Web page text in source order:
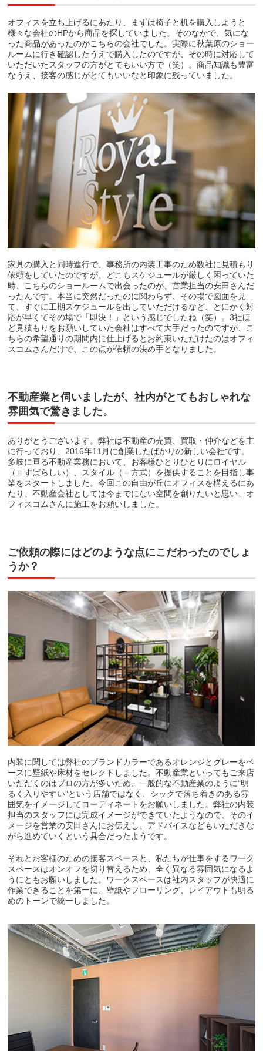
オフィスを立ち上げるにあたり、まずは椅子と机を購入しようと
様々な会社のHPから商品を探していました。そのなかで、気にな
った商品があったのがこちらの会社でした。実際に秋葉原のショー
ルームに行き確認したうえで購入したのですが、その時に対応して
いただいたスタッフの方がとてもいい方で（笑）。商品知識も豊富
なうえ、接客の感じがとてもいいなと印象に残っていました。
家具の購入と同時進行で、事務所の内装工事のため数社に見積もり
依頼をしていたのですが、どこもスケジュールが厳しく困っていた
時、こちらのショールームで出会ったのが、営業担当の安田さんだ
ったんです。本当に突然だったのに関わらず、その場で図面を見
て、すぐに工期スケジュールを出していただけるなど、とにかく対
応が早くてその場で「即決！」という感じでしたね（笑）。3社ほ
ど見積もりをお願いしていた会社はすべて大手だったのですが、こ
ちらの希望通りの期間内に仕上げるとお約束いただけたのはオフィ
スコムさんだけで、この点が依頼の決め手となりました。
不動産業と伺いましたが、社内がとてもおしゃれな
雰囲気で驚きました。
ありがとうございます。弊社は不動産の売買、買取・仲介などを主
に行っており、2016年11月に創業したばかりの新しい会社です。
多岐に亘る不動産業務において、お客様ひとりひとりにロイヤル
（＝すばらしい）、スタイル（＝方式）を提供することを目指し事
業をスタートしました。今回この自由が丘にオフィスを構えるにあ
たり、不動産会社としては今までにない空間を創りたいと思い、オ
フィスコムさんに施工をお願いしました。
ご依頼の際にはどのような点にこだわったのでしょ
うか？
内装に関しては弊社のブランドカラーであるオレンジとグレーをベ
ースに壁紙や床材をセレクトしました。不動産業といってもご来店
いただくのはプロの方が多いため、一般的な不動産業のように“明
るく入りやすい”という店舗ではなく、シックで落ち着きのある雰
囲気をイメージしてコーディネートをお願いしました。弊社の内装
担当のスタッフには完成イメージができていたようなので、そのイ
メージを営業の安田さんにお伝えし、アドバイスなどもいただきな
がら進めていくという具合だったようです。
それとお客様のための接客スペースと、私たちが仕事をするワーク
スペースはオンオフを切り替えるため、全く異なる雰囲気になるよ
うにともお願いしました。ワークスペースは社内スタッフが快適に
作業できることを第一に、壁紙やフローリング、レイアウトも明る
めのトーンで統一しました。